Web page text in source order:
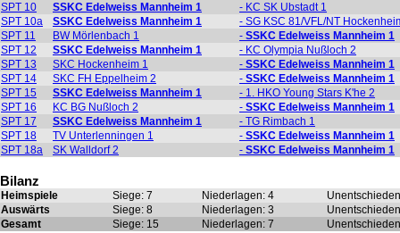
SPT 10
SSKC Edelweiss Mannheim 1
- KC SK Ubstadt 1
SPT 10a
SSKC Edelweiss Mannheim 1
- SG KSC 81/VFL/NT
SPT 11
BW Mörlenbach 1 - SSKC Edelweiss Mannheim 1
SPT 12
SSKC Edelweiss Mannheim 1
- KC Olympia Nußloch 2
SPT 13
SKC Hockenheim 1 - SSKC Edelweiss Mannheim 1
SPT 14
SKC FH Eppelheim 2 - SSKC Edelweiss Mannheim 1
SPT 15
SSKC Edelweiss Mannheim 1
- 1. HKO Young Stars K'he 2
SPT 16
KC BG Nußloch 2 - SSKC Edelweiss Mannheim 1
SPT 17
SSKC Edelweiss Mannheim 1
- TG Rimbach 1
SPT 18
TV Unterlenningen 1 - SSKC Edelweiss Mannheim 1
SPT 18a
SK Walldorf 2 - SSKC Edelweiss Mannheim 1
Bilanz
Heimspiele Siege: 7 Niederlagen: 4
Auswärts
Siege: 8 Niederlagen: 3
Gesamt
Siege: 15 Niederlagen: 7